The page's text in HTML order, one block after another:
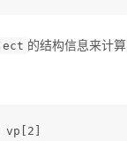
的结构信息来计算
vp[2]